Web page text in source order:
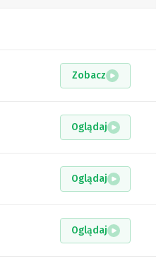
Zobacz
Oglądaj
Oglądaj
Oglądaj